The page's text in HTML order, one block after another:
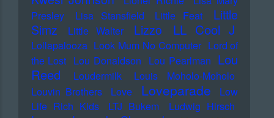
Presley
Lisa Stansfield Little Feat
Little
Simz
Little Walter Lizzo LL Cool J
Lollapalooza Look Mum No Computer Lord of
the Lost Lou Donaldson Lou Pearlman Lou
Reed
Loudermilk
Louis Moholo-Moholo
Louvin Brothers
Love Loveparade
Low
Life Rich Kids
LTJ Bukem Ludwig Hirsch